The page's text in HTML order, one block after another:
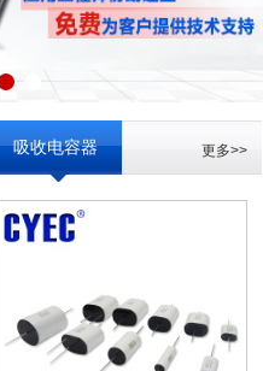
吸收电容器 更多>>